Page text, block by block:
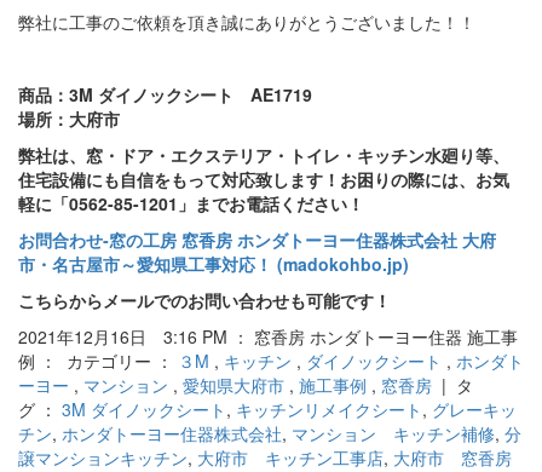
弊社に工事のご依頼を頂き誠にありがとうございました！！
商品：3M ダイノックシート AE1719
場所：大府市
弊社は、窓・ドア・エクステリア・トイレ・キッチン水廻り等、
住宅設備にも自信をもって対応致します！お困りの際には、お気
軽に「0562-85-1201」までお電話ください！
お問合わせ‐窓の工房 窓香房 ホンダトーヨー住器株式会社 大府
市・名古屋市～愛知県工事対応！ (madokohbo.jp)
こちらからメールでのお問い合わせも可能です！
2021年12月16日 3:16 PM ： 窓香房 ホンダトーヨー住器 施工事
例 ： カテゴリー ：
３M , キッチン , ダイノックシート , ホンダト
ーヨー , マンション , 愛知県大府市 , 施工事例 , 窓香房 | タ
グ ： 3M ダイノックシート , キッチンリメイクシート , グレーキッ
チン, ホンダトーヨー住器株式会社, マンション キッチン補修, 分
譲マンションキッチン, 大府市 キッチン工事店, 大府市 窓香房